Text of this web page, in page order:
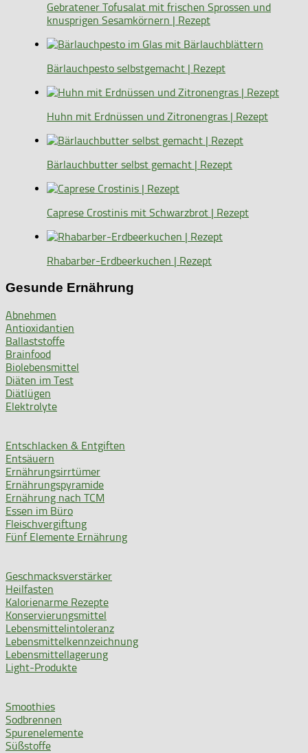
Gebratener Tofusalat mit frischen Sprossen und
knusprigen Sesamkörnern | Rezept
Bärlauchpesto selbstgemacht | Rezept
Huhn mit Erdnüssen und Zitronengras | Rezept
Bärlauchbutter selbst gemacht | Rezept
Caprese Crostinis mit Schwarzbrot | Rezept
Rhabarber-Erdbeerkuchen | Rezept
Gesunde Ernährung
Abnehmen
Antioxidantien
Ballaststoffe
Brainfood
Biolebensmittel
Diäten im Test
Diätlügen
Elektrolyte
Entschlacken & Entgiften
Entsäuern
Ernährungsirrtümer
Ernährungspyramide
Ernährung nach TCM
Essen im Büro
Fleischvergiftung
Fünf Elemente Ernährung
Geschmacksverstärker
Heilfasten
Kalorienarme Rezepte
Konservierungsmittel
Lebensmittelintoleranz
Lebensmittelkennzeichnung
Lebensmittellagerung
Light-Produkte
Smoothies
Sodbrennen
Spurenelemente
Süßstoffe